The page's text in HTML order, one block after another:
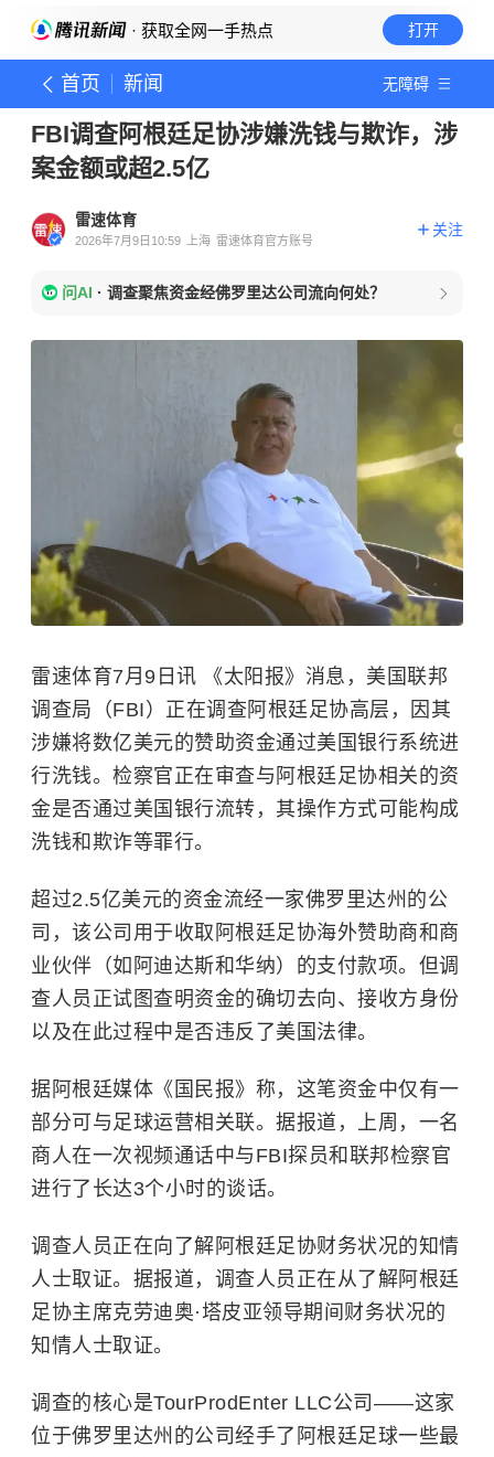
· 获取全网一手热点 打开
首页 新闻 无障碍
FBI调查阿根廷足协涉嫌洗钱与欺诈，涉
案金额或超2.5亿
雷速体育
2026年7月9日10:59 上海 雷速体育官方账号
关注
问AI · 调查聚焦资金经佛罗里达公司流向何处？
雷速体育7月9日讯 《太阳报》消息，美国联邦
调查局（FBI）正在调查阿根廷足协高层，因其
涉嫌将数亿美元的赞助资金通过美国银行系统进
行洗钱。检察官正在审查与阿根廷足协相关的资
金是否通过美国银行流转，其操作方式可能构成
洗钱和欺诈等罪行。
超过2.5亿美元的资金流经一家佛罗里达州的公
司，该公司用于收取阿根廷足协海外赞助商和商
业伙伴（如阿迪达斯和华纳）的支付款项。但调
查人员正试图查明资金的确切去向、接收方身份
以及在此过程中是否违反了美国法律。
据阿根廷媒体《国民报》称，这笔资金中仅有一
部分可与足球运营相关联。据报道，上周，一名
商人在一次视频通话中与FBI探员和联邦检察官
进行了长达3个小时的谈话。
调查人员正在向了解阿根廷足协财务状况的知情
人士取证。据报道，调查人员正在从了解阿根廷
足协主席克劳迪奥·塔皮亚领导期间财务状况的
知情人士取证。
调查的核心是TourProdEnter LLC公司——这家
位于佛罗里达州的公司经手了阿根廷足球一些最